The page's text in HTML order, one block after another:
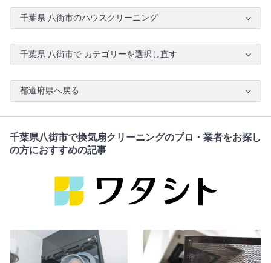
千葉県 八街市のハウスクリーニング
千葉県 八街市で カテゴリーを選択し直す
都道府県へ戻る
千葉県八街市で換気扇クリーニングのプロ・業者をお探し
の方におすすめの記事